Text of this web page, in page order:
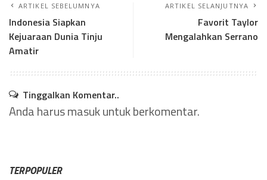
ARTIKEL SEBELUMNYA
Indonesia Siapkan
Kejuaraan Dunia Tinju
Amatir
ARTIKEL SELANJUTNYA
Favorit Taylor
Mengalahkan Serrano
Tinggalkan Komentar..
Anda harusmasukuntuk berkomentar.
TERPOPULER